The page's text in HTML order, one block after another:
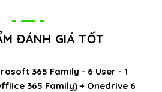
ĐÁNH GIÁ TỐT
365 Family - 6 User - 1
365 Family) + Onedrive 6